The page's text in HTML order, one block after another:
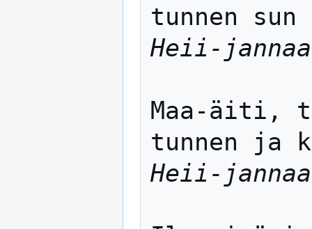
Heii-
Maa-äiti,
Heii-